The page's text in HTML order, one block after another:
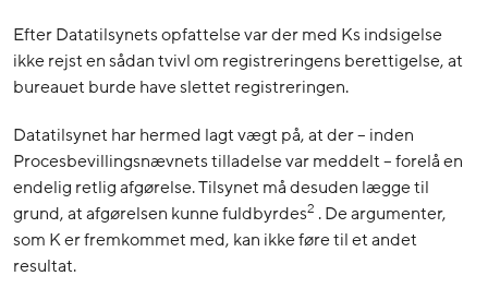
Efter Datatilsynets opfattelse var der med Ks indsigelse
ikke rejst en sådan tvivl om registreringens berettigelse, at
bureauet burde have slettet registreringen.
Datatilsynet har hermed lagt vægt på, at der – inden
Procesbevillingsnævnets tilladelse var meddelt – forelå en
endelig retlig afgørelse. Tilsynet må desuden lægge til
grund, at afgørelsen kunne fuldbyrdes2 . De argumenter,
som K er fremkommet med, kan ikke føre til et andet
resultat.